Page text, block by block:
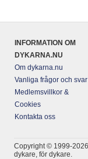
INFORMATION OM
DYKARNA.NU
Om dykarna.nu
Vanliga frågor och svar
Medlemsvillkor &
Cookies
Kontakta oss
Copyright © 1999-
dykare, för dykare.